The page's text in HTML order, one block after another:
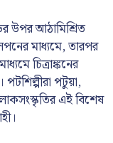
উপর আঠামিশ্রিত
মাধ্যমে, তারপর
চিত্রাঙ্কনের
পটুয়া,
এই বিশেষ